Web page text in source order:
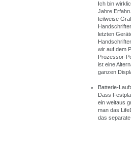
Ich bin
Jahre
teilweise
letzten
wir auf dem
Prozessor-
ist eine
ganzen
Batterie-
Dass
ein weitaus
man das
das